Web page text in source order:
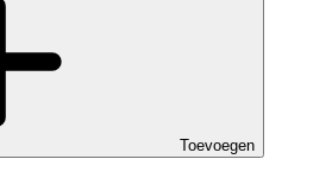
Toevoegen